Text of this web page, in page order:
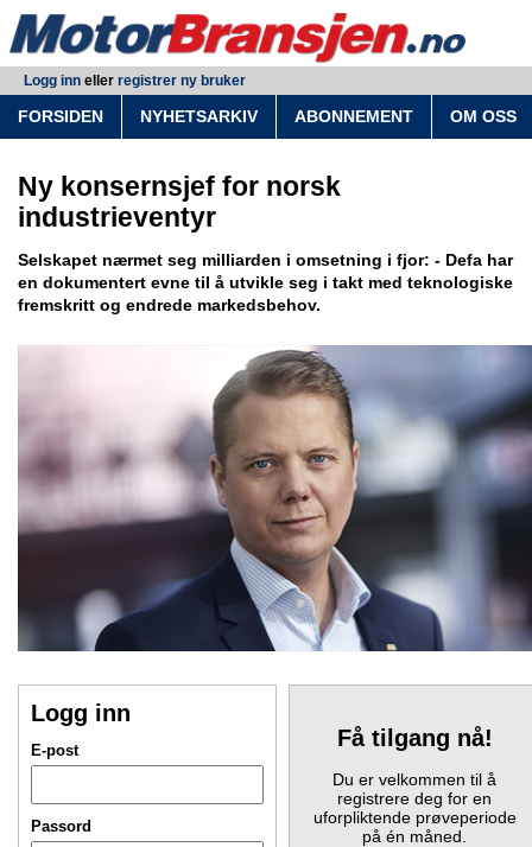
Logg inn eller registrer ny bruker
FORSIDEN NYHETSARKIV ABONNEMENT OM OSS
Ny konsernsjef for norsk
industrieventyr
Selskapet nærmet seg milliarden i omsetning i fjor: - Defa har
en dokumentert evne til å utvikle seg i takt med teknologiske
fremskritt og endrede markedsbehov.
Logg inn
E-post
Passord
Få tilgang nå!
Du er velkommen til å
registrere deg for en
uforpliktende prøveperiode
på én måned.